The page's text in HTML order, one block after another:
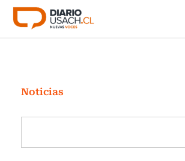
Click acá para ir directamente al
Investigación
Cultura
Programas Radio y TV Usach
Noticias